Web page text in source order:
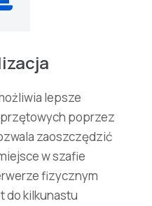
lepsze
poprzez
zaoszczędzić
w szafie
fizycznym
do kilkunastu